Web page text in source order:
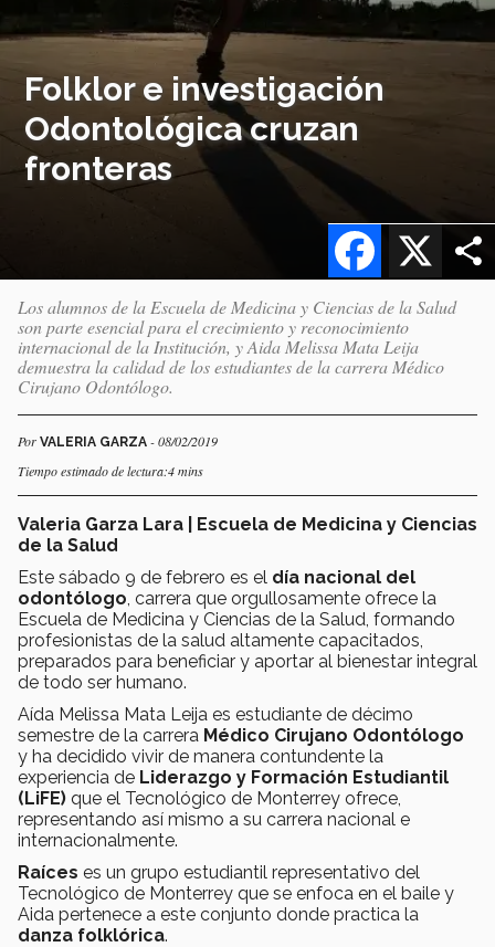
Folklor e investigación
Odontológica cruzan
fronteras
X
Facebook
Los alumnos de la Escuela de Medicina y Ciencias de la Salud
son parte esencial para el crecimiento y reconocimiento
internacional de la Institución, y Aida Melissa Mata Leija
demuestra la calidad de los estudiantes de la carrera Médico
Cirujano Odontólogo.
Por VALERIA GARZA - 08/02/2019
Tiempo estimado de lectura:4 mins
Valeria Garza Lara | Escuela de Medicina y Ciencias
de la Salud
Este sábado 9 de febrero es el día nacional del
odontólogo , carrera que orgullosamente ofrece la
Escuela de Medicina y Ciencias de la Salud, formando
profesionistas de la salud altamente capacitados,
preparados para beneficiar y aportar al bienestar integral
de todo ser humano.
Aída Melissa Mata Leija es estudiante de décimo
semestre de la carrera Médico Cirujano Odontólogo
y ha decidido vivir de manera contundente la
experiencia de Liderazgo y Formación Estudiantil
(LiFE) que el Tecnológico de Monterrey ofrece,
representando así mismo a su carrera nacional e
internacionalmente.
Raíces es un grupo estudiantil representativo del
Tecnológico de Monterrey que se enfoca en el baile y
Aida pertenece a este conjunto donde practica la
danza folklórica.